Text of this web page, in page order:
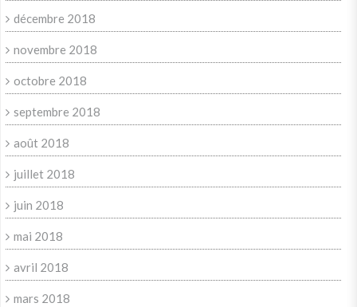
décembre 2018
novembre 2018
octobre 2018
septembre 2018
août 2018
juillet 2018
juin 2018
mai 2018
avril 2018
mars 2018